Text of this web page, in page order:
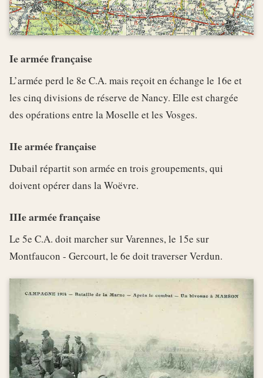
Ie armée française
L’armée perd le 8e C.A. mais reçoit en échange le 16e et
les cinq divisions de réserve de Nancy. Elle est chargée
des opérations entre la Moselle et les Vosges.
IIe armée française
Dubail répartit son armée en trois groupements, qui
doivent opérer dans la Woëvre.
IIIe armée française
Le 5e C.A. doit marcher sur Varennes, le 15e sur
Montfaucon - Gercourt, le 6e doit traverser Verdun.